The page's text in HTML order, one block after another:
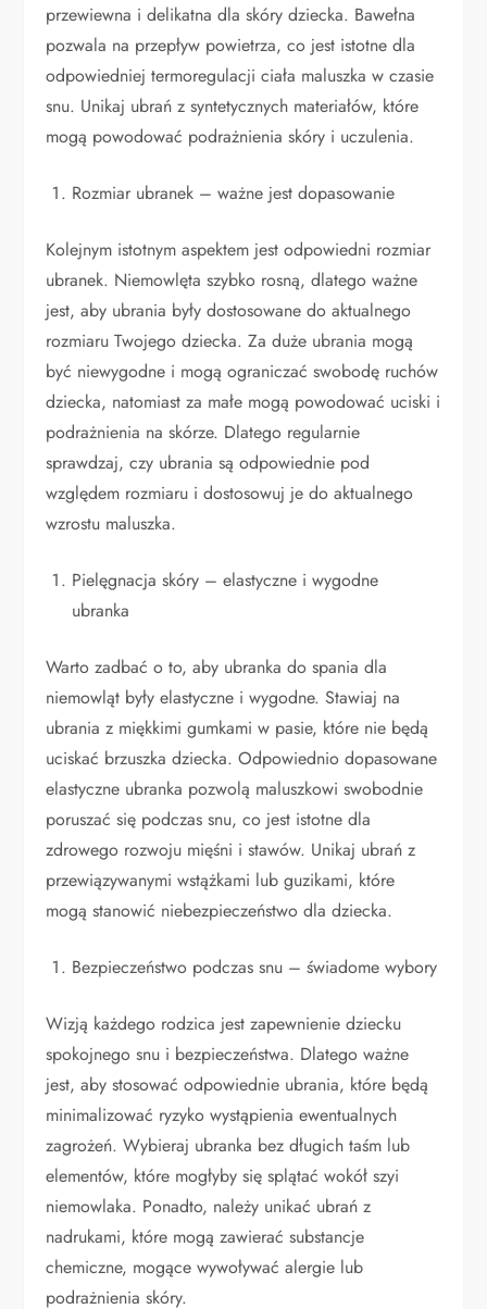
przewiewna i delikatna dla skóry dziecka. Bawełna
pozwala na przepływ powietrza, co jest istotne dla
odpowiedniej termoregulacji ciała maluszka w czasie
snu. Unikaj ubrań z syntetycznych materiałów, które
mogą powodować podrażnienia skóry i uczulenia.
Rozmiar ubranek – ważne jest dopasowanie
Kolejnym istotnym aspektem jest odpowiedni rozmiar
ubranek. Niemowlęta szybko rosną, dlatego ważne
jest, aby ubrania były dostosowane do aktualnego
rozmiaru Twojego dziecka. Za duże ubrania mogą
być niewygodne i mogą ograniczać swobodę ruchów
dziecka, natomiast za małe mogą powodować uciski i
podrażnienia na skórze. Dlatego regularnie
sprawdzaj, czy ubrania są odpowiednie pod
względem rozmiaru i dostosowuj je do aktualnego
wzrostu maluszka.
Pielęgnacja skóry – elastyczne i wygodne
ubranka
Warto zadbać o to, aby ubranka do spania dla
niemowląt były elastyczne i wygodne. Stawiaj na
ubrania z miękkimi gumkami w pasie, które nie będą
uciskać brzuszka dziecka. Odpowiednio dopasowane
elastyczne ubranka pozwolą maluszkowi swobodnie
poruszać się podczas snu, co jest istotne dla
zdrowego rozwoju mięśni i stawów. Unikaj ubrań z
przewiązywanymi wstążkami lub guzikami, które
mogą stanowić niebezpieczeństwo dla dziecka.
Bezpieczeństwo podczas snu – świadome wybory
Wizją każdego rodzica jest zapewnienie dziecku
spokojnego snu i bezpieczeństwa. Dlatego ważne
jest, aby stosować odpowiednie ubrania, które będą
minimalizować ryzyko wystąpienia ewentualnych
zagrożeń. Wybieraj ubranka bez długich taśm lub
elementów, które mogłyby się splątać wokół szyi
niemowlaka. Ponadto, należy unikać ubrań z
nadrukami, które mogą zawierać substancje
chemiczne, mogące wywoływać alergie lub
podrażnienia skóry.